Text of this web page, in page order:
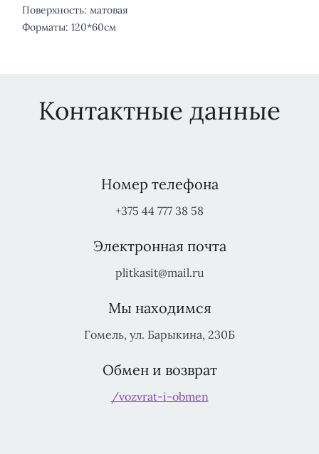
Поверхность: матовая
Форматы: 120*60см
Контактные данные
Номер телефона
+375 44 777 38 58
Электронная почта
plitkasit@mail.ru
Мы находимся
Гомель, ул. Барыкина, 230Б
Обмен и возврат
/vozvrat-i-obmen